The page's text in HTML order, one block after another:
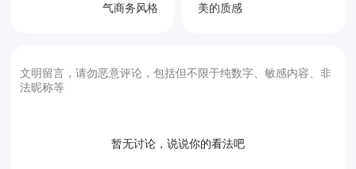
气商务风格
美的质感
文明留言，请勿恶意评论，包括但不限于纯数字、敏感内容、非
法昵称等
暂无讨论，说说你的看法吧